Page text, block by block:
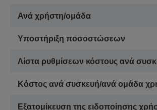
Ανά χρήστη/ομάδα
Υποστήριξη ποσοστώσεων
Λίστα ρυθμίσεων κόστους ανά
Κόστος ανά συσκευή/ανά ομάδα
Εξατομίκευση της ειδοποίησης